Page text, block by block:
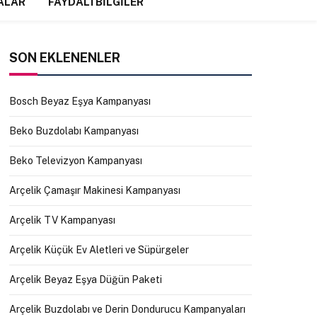
SON EKLENENLER
Bosch Beyaz Eşya Kampanyası
Beko Buzdolabı Kampanyası
Beko Televizyon Kampanyası
Arçelik Çamaşır Makinesi Kampanyası
Arçelik TV Kampanyası
Arçelik Küçük Ev Aletleri ve Süpürgeler
Arçelik Beyaz Eşya Düğün Paketi
Arçelik Buzdolabı ve Derin Dondurucu Kampanyaları